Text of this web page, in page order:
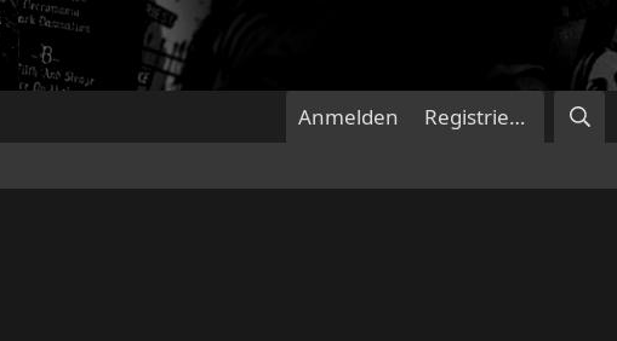
Anmelden Registrieren